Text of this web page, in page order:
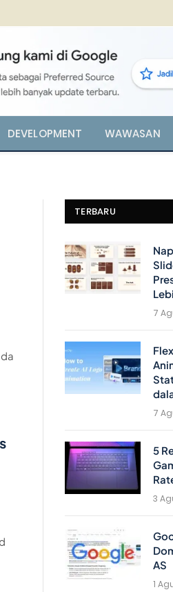
DEVELOPMENT WAWASAN
TERBARU
7
7
5
3
AS
1